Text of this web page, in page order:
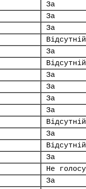
За
За
За
Відсутній
За
Відсутній
За
За
За
За
Відсутній
За
Відсутній
За
Не
За